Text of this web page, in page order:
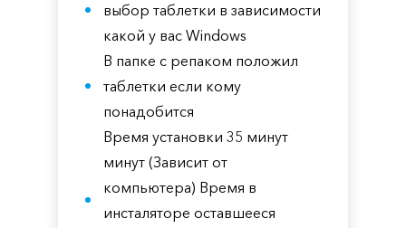
выбор таблетки в зависимости
какой у вас Windows
В папке с репаком положил
таблетки если кому
понадобится
Время установки 35 минут
минут (Зависит от
компьютера) Время в
инсталяторе оставшееся